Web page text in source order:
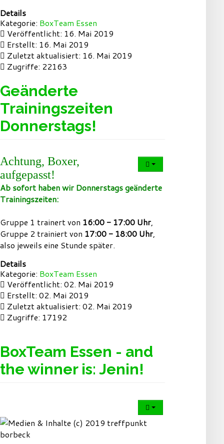
Details
Kategorie: BoxTeam Essen
Veröffentlicht: 16. Mai 2019
Erstellt: 16. Mai 2019
Zuletzt aktualisiert: 16. Mai 2019
Zugriffe: 22163
Geänderte
Trainingszeiten
Donnerstags!
Achtung, Boxer,
aufgepasst!
Ab sofort haben wir Donnerstags geänderte
Trainingszeiten:
Gruppe 1 trainert von 16:00 - 17:00 Uhr
Gruppe 2 trainiert von 17:00 - 18:00 Uhr
also jeweils eine Stunde später.
Details
Kategorie: BoxTeam Essen
Veröffentlicht: 02. Mai 2019
Erstellt: 02. Mai 2019
Zuletzt aktualisiert: 02. Mai 2019
Zugriffe: 17192
BoxTeam Essen - and
the winner is: Jenin!